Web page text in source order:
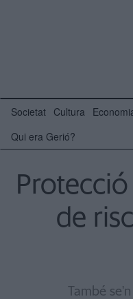
Societat Cultura
Qui era Gerió?
de
També